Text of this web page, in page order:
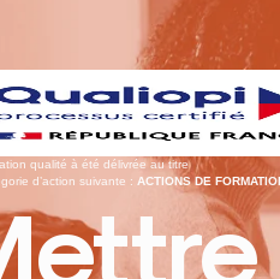
qualité à été délivrée au titre
d’action suivante : ACTIONS DE